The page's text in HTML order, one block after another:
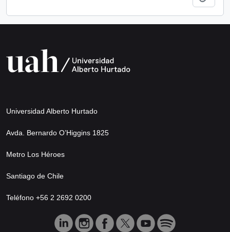
Universidad Alberto Hurtado
Avda. Bernardo O’Higgins 1825
Metro Los Héroes
Santiago de Chile
Teléfono +56 2 2692 0200